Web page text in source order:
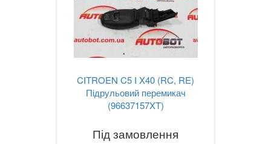
CITROEN C5 I X40 (RC, RE)
Підрульовий перемикач
(96637157XT)
Під замовлення